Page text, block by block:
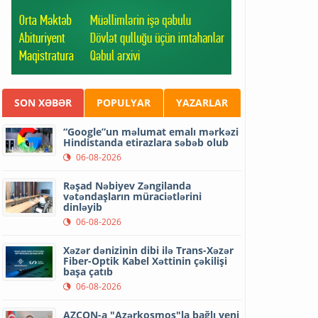
SON XƏBƏR POPULYAR YAZARLAR
“Google”un məlumat emalı mərkəzi
Hindistanda etirazlara səbəb olub
06-08-2026
Rəşad Nəbiyev Zəngilanda
vətəndaşların müraciətlərini
dinləyib
06-08-2026
Xəzər dənizinin dibi ilə Trans-Xəzər
Fiber-Optik Kabel Xəttinin çəkilişi
başa çatıb
06-08-2026
AZCON-a "Azərkosmos"la bağlı yeni